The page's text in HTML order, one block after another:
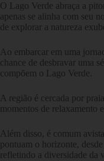
O Lago Verde abraça a
apenas se alinha com seu
de explorar a natureza
Ao embarcar em uma
chance de desbravar uma
compõem o Lago Verde.
A região é cercada por
momentos de relaxamento
Além disso, é comum
pontuam o horizonte,
refletindo a diversidade da